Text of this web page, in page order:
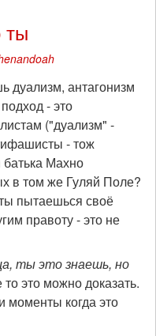
ты
дуализм, антагонизм
- это
("дуализм" -
- тож
Махно
в том же Гуляй Поле?
пытаешься своё
правоту - это не
ты это знаешь, но
это можно доказать.
моменты когда это